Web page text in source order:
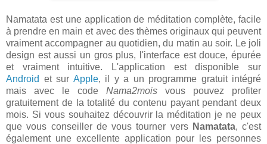
Namatata est une application de méditation complète, facile
à prendre en main et avec des thèmes originaux qui peuvent
vraiment accompagner au quotidien, du matin au soir. Le joli
design est aussi un gros plus, l'interface est douce, épurée
et vraiment intuitive. L'application est disponible sur
Android et sur Apple, il y a un programme gratuit intégré
mais avec le code Nama2mois vous pouvez profiter
gratuitement de la totalité du contenu payant pendant deux
mois. Si vous souhaitez découvrir la méditation je ne peux
que vous conseiller de vous tourner vers Namatata, c'est
également une excellente application pour les personnes